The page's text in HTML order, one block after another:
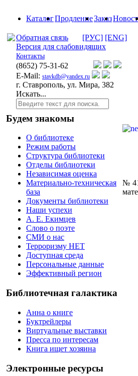
КаталогПродлениеЗаказ
Обратная связь [РУС] [ENG]
Версия для слабовидящих
Контакты
(8652) 75-31-62
E-Mail: stavkdb@yandex.ru
г. Ставрополь, ул. Мира, 382
Искать...
Будем знакомы
О библиотеке
Режим работы
Структура библиотеки
Отделы библиотеки
Независимая оценка
Материально-техническая
база
Документы библиотеки
Наши успехи
А. Е. Екимцев
Слово о поэте
СМИ о нас
Терроризму НЕТ
Доступная среда
Персональные данные
Эффективный регион
Библиотечная галактика
Анна о книге
Буктрейлеры
Виртуальные выставки
Пресса по интересам
Книга ищет хозяина
Электронные ресурсы
№41